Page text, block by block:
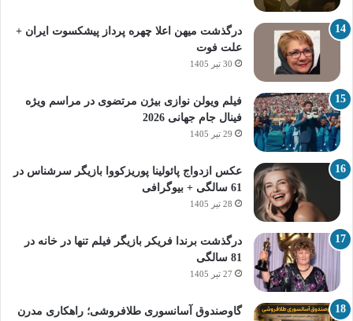
درگذشت میهن اعلا چهره پرداز پیشکسوت ایران +
علت فوت
30 تیر 1405
فیلم ویولن نوازی بیژن مرتضوی در مراسم ویژه
فینال جام جهانی 2026
29 تیر 1405
عکس ازدواج پائولینا پوریزکووا بازیگر سرشناس در
61 سالگی + بیوگرافی
28 تیر 1405
درگذشت برندا فریکر بازیگر فیلم تنها در خانه در
81 سالگی
27 تیر 1405
گاوصندوق آسانسوری طلافروشی؛ راهکاری مدرن